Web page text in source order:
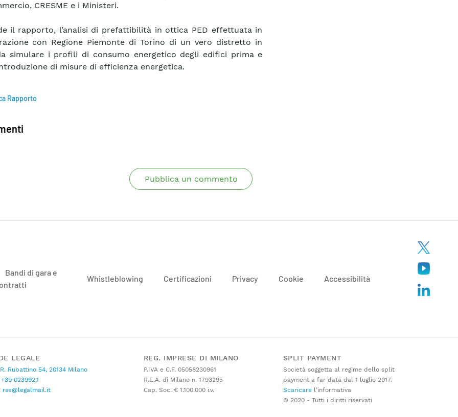
CRESME e i Ministeri.
il rapporto, l’analisi di prefattibilità in ottica PED effettuata in
con Regione Piemonte di Torino di un vero distretto in
simulare i profili di consumo energetico degli edifici prima e
di misure di efficienza energetica.
Rapporto
Pubblica un commento
Bandi di gara e
Whistleblowing Certificazioni Privacy Cookie Accessibilità
LEGALE
Rubattino 54, 20134 Milano
+39 023992.1
rse@legalmail.it
REG. IMPRESE DI MILANO
P.IVA e C.F. 05058230961
R.E.A. di Milano n. 1793295
Cap. Soc. € 1.100.000 i.v.
SPLIT PAYMENT
Società soggetta al regime dello split
payment a far data dal 1 luglio 2017.
Scaricarel’informativa
© 2020 - Tutti i diritti riservati